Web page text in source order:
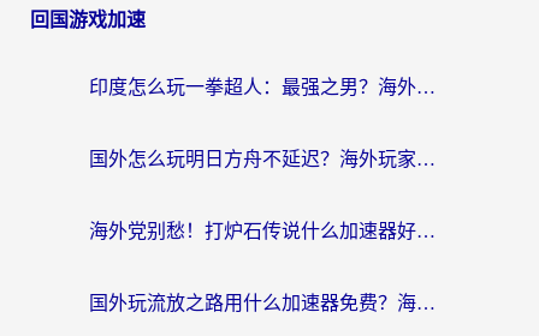
回国游戏加速
印度怎么玩一拳超人：最强之男？海外党国服游戏加速避坑指南
国外怎么玩明日方舟不延迟？海外玩家国服游戏加速终极指南（附DNF梦幻诛仙解决方案）
海外党别愁！打炉石传说什么加速器好用？3个实用技巧解决国服游戏卡顿
国外玩流放之路用什么加速器免费？海外党亲测有效的国服游戏加速指南